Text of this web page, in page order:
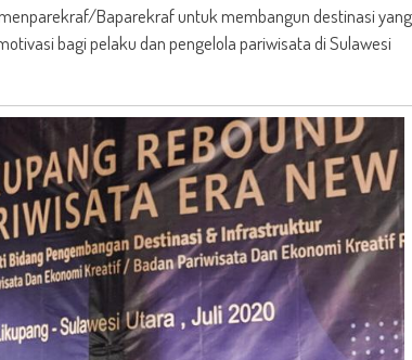
Baparekraf untuk membangun destinasi yang
bagi pelaku dan pengelola pariwisata di Sulawesi